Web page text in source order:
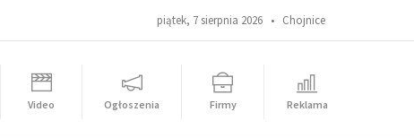
piątek, 7 sierpnia 2026 • Chojnice
Video Ogłoszenia Firmy Reklama